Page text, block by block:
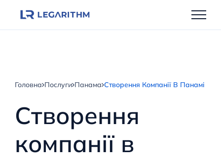
Головна Послуги Панама Створення Компанії В Панамі
Створення
компанії в